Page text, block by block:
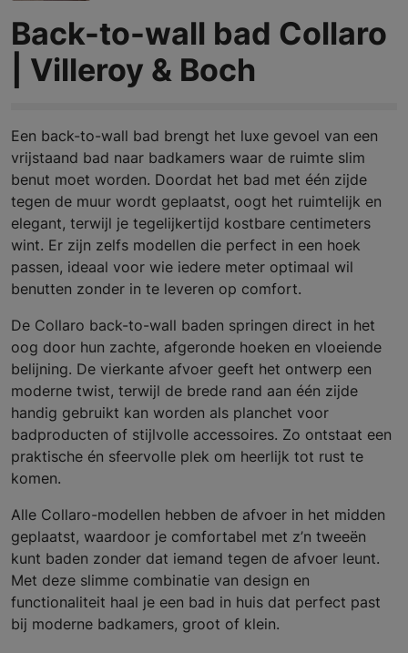
Back-to-wall bad Collaro
| Villeroy & Boch
Een back-to-wall bad brengt het luxe gevoel van een
vrijstaand bad naar badkamers waar de ruimte slim
benut moet worden. Doordat het bad met één zijde
tegen de muur wordt geplaatst, oogt het ruimtelijk en
elegant, terwijl je tegelijkertijd kostbare centimeters
wint. Er zijn zelfs modellen die perfect in een hoek
passen, ideaal voor wie iedere meter optimaal wil
benutten zonder in te leveren op comfort.
De Collaro back-to-wall baden springen direct in het
oog door hun zachte, afgeronde hoeken en vloeiende
belijning. De vierkante afvoer geeft het ontwerp een
moderne twist, terwijl de brede rand aan één zijde
handig gebruikt kan worden als planchet voor
badproducten of stijlvolle accessoires. Zo ontstaat een
praktische én sfeervolle plek om heerlijk tot rust te
komen.
Alle Collaro-modellen hebben de afvoer in het midden
geplaatst, waardoor je comfortabel met z’n tweeën
kunt baden zonder dat iemand tegen de afvoer leunt.
Met deze slimme combinatie van design en
functionaliteit haal je een bad in huis dat perfect past
bij moderne badkamers, groot of klein.